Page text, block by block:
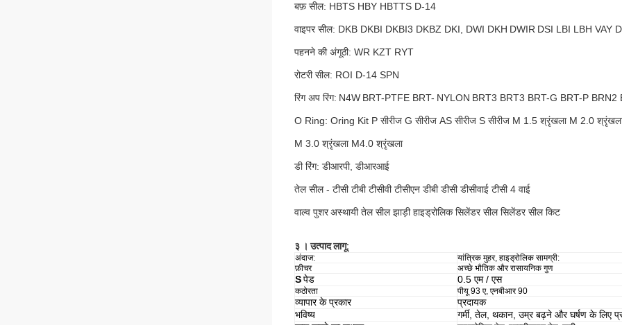
बफ़ सील: HBTS HBY HBTTS D-14
वाइपर सील: DKB DKBI DKBI3 DKBZ DKI, DWI DKH DWIR DSI LBI LBH VAY
पहनने की अंगूठी: WR KZT RYT
रोटरी सील: ROI D-14 SPN
रिंग अप रिंग: N4W BRT-PTFE BRT- NYLON BRT3 BRT3 BRT-G BRT-P BRN2
O Ring: Oring Kit P सीरीज G सीरीज AS सीरीज S सीरीज M 1.5 श्रृंखला M 2.0
M 3.0 श्रृंखला M4.0 श्रृंखला
डी रिंग: डीआरपी, डीआरआई
तेल सील - टीसी टीबी टीसीवी टीसीएन डीबी डीसी डीसीवाई टीसी 4 वाई
वाल्व पुशरअस्थायी तेल सील झाड़ी हाइड्रोलिक सिलेंडर सील सिलेंडर सील किट
३ । उत्पाद लागू:
अंदाज:
यांत्रिक मुहर, हाइड्रोलिक सामग्री:
फ़ीचर
अच्छे भौतिक और रासायनिक गुण
Sपेड 0.5 एम / एस
कठोरता पीयू 93 ए, एनबीआर 90
व्यापार के प्रकार
प्रदायक
भविष्य
गर्मी, तेल, थकान, उम्र बढ़ने और घर्षण के लिए